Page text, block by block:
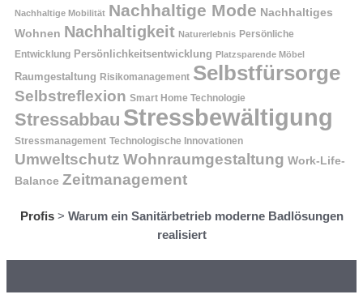
Nachhaltige Mobilität Nachhaltige Mode Nachhaltiges
Wohnen Nachhaltigkeit Naturerlebnis Persönliche
Entwicklung Persönlichkeitsentwicklung Platzsparende Möbel
Raumgestaltung Risikomanagement Selbstfürsorge
Selbstreflexion Smart Home Technologie
Stressabbau Stressbewältigung
Stressmanagement Technologische Innovationen
Umweltschutz Wohnraumgestaltung Work-Life-
Balance Zeitmanagement
Profis> Warum ein Sanitärbetrieb moderne Badlösungen
realisiert